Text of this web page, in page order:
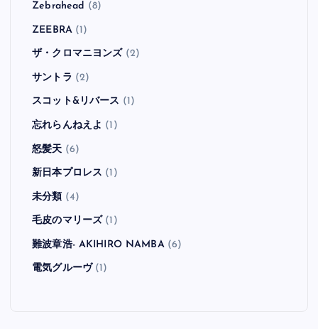
Zebrahead (8)
ZEEBRA(1)
ザ・クロマニヨンズ (2)
サントラ (2)
スコット&リバース (1)
忘れらんねえよ (1)
怒髪天 (6)
新日本プロレス (1)
未分類 (4)
毛皮のマリーズ (1)
難波章浩- AKIHIRO NAMBA(6)
電気グルーヴ(1)